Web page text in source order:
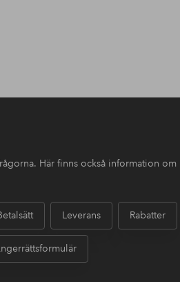
Här finns också information om
Leverans Rabatter